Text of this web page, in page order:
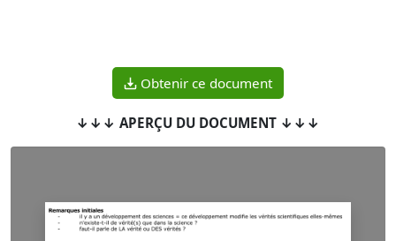
Obtenir ce document
↓↓↓ APERÇU DU DOCUMENT ↓↓↓